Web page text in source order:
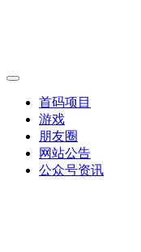
首码项目
游戏
朋友圈
网站公告
公众号资讯